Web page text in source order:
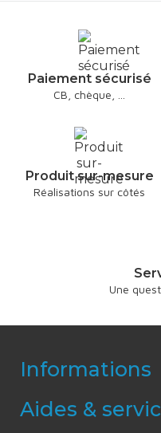
Paiement sécurisé
CB, chèque, ...
Produit sur-mesure
Réalisations sur côtés
Une
Informations
Aides &